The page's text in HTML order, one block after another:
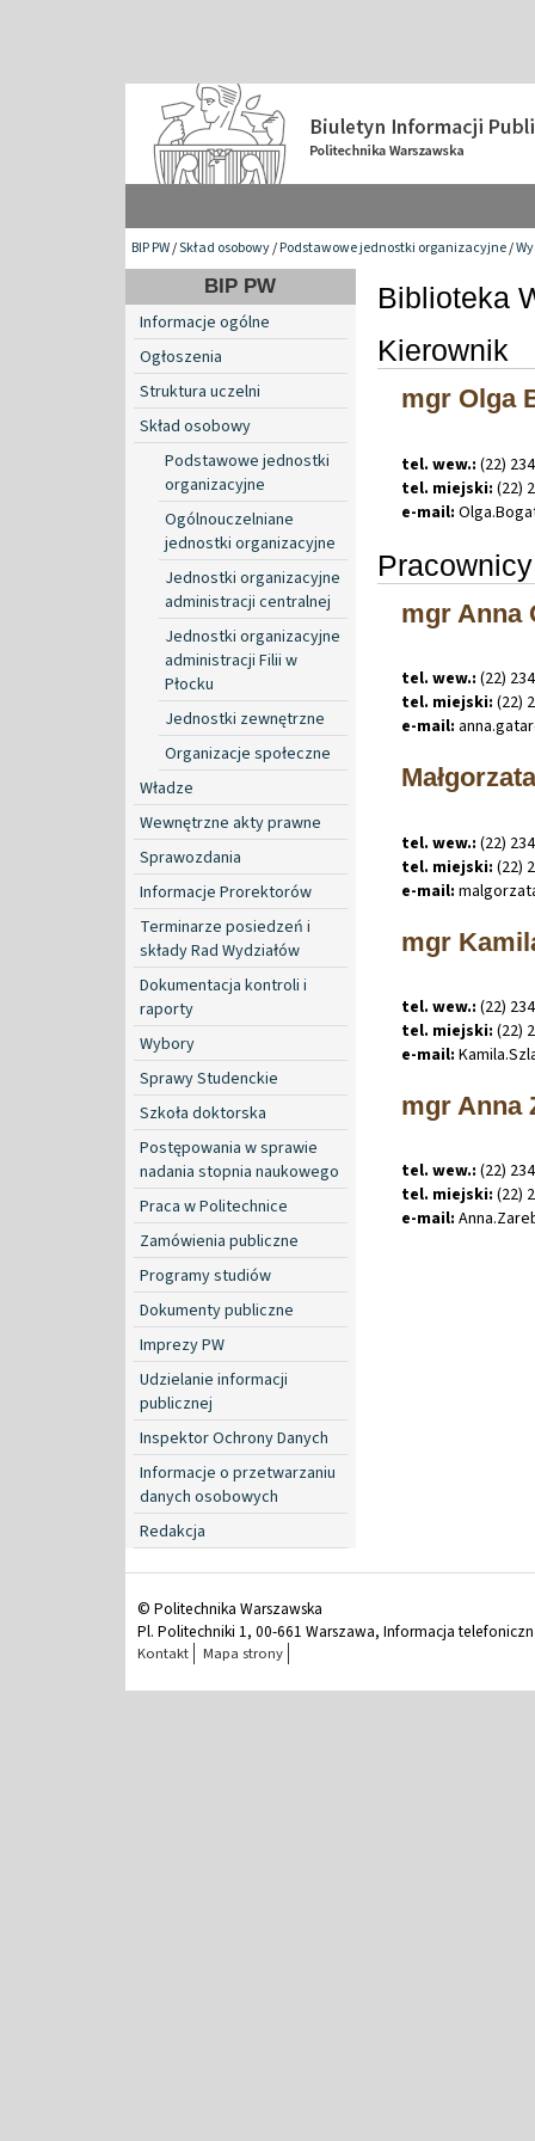
BIP PW/Skład osobowy/Podstawowe jednostki organizacyjne/
BIP PW
Informacje ogólne
Ogłoszenia
Struktura uczelni
Skład osobowy
Podstawowe jednostki
organizacyjne
Ogólnouczelniane
jednostki organizacyjne
Jednostki organizacyjne
administracji centralnej
Jednostki organizacyjne
administracji Filii w
Płocku
Jednostki zewnętrzne
Organizacje społeczne
Władze
Wewnętrzne akty prawne
Sprawozdania
Informacje Prorektorów
Terminarze posiedzeń i
składy Rad Wydziałów
Dokumentacja kontroli i
raporty
Wybory
Sprawy Studenckie
Szkoła doktorska
Postępowania w sprawie
nadania stopnia naukowego
Praca w Politechnice
Zamówienia publiczne
Programy studiów
Dokumenty publiczne
Imprezy PW
Udzielanie informacji
publicznej
Inspektor Ochrony Danych
Informacje o przetwarzaniu
danych osobowych
Redakcja
Biblioteka
Kierownik
mgr Olga
tel. wew.: (22)
tel. miejski: (22)
e-mail: Olga.
mgr Anna
tel. wew.: (22)
tel. miejski: (22)
e-mail: anna.
tel. wew.: (22)
tel. miejski: (22)
e-mail:
mgr
tel. wew.: (22)
tel. miejski: (22)
e-mail: Kamila.
mgr Anna
tel. wew.: (22)
tel. miejski: (22)
e-mail: Anna.
© Politechnika Warszawska
Pl. Politechniki 1, 00-661 Warszawa, Informacja
Kontakt Mapa strony